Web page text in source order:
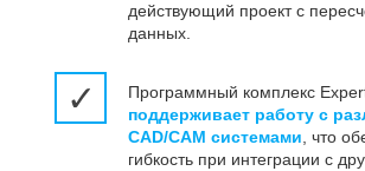
действующий проект с
данных.
✓
Программный комплекс
поддерживает работу с
CAD/CAM системами , что
гибкость при интеграции с